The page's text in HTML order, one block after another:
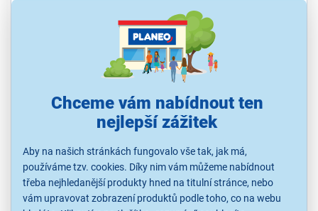
Chceme vám nabídnout ten
nejlepší zážitek
Aby na našich stránkách fungovalo vše tak, jak má,
používáme tzv. cookies. Díky nim vám můžeme nabídnout
třeba nejhledanější produkty hned na titulní stránce, nebo
vám upravovat zobrazení produktů podle toho, co na webu
Odběr do 15 minut